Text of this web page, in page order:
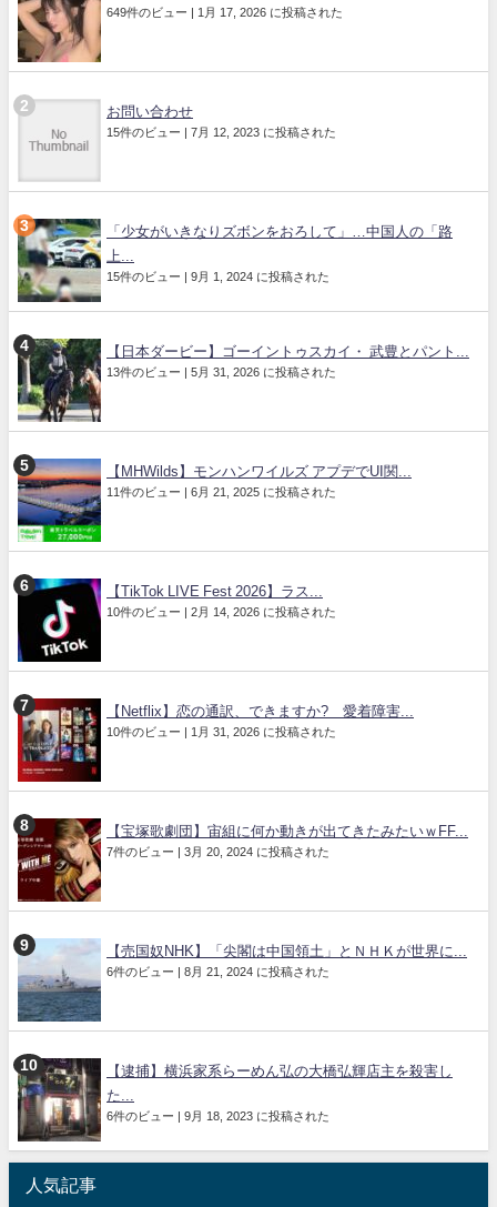
649件のビュー | 1月 17, 2026 に投稿された
お問い合わせ
15件のビュー | 7月 12, 2023 に投稿された
「少女がいきなりズボンをおろして」…中国人の「路
上...
15件のビュー | 9月 1, 2024 に投稿された
【日本ダービー】ゴーイントゥスカイ・ 武豊とパント...
13件のビュー | 5月 31, 2026 に投稿された
【MHWilds】モンハンワイルズ アプデでUI関...
11件のビュー | 6月 21, 2025 に投稿された
【TikTok LIVE Fest 2026】ラス...
10件のビュー | 2月 14, 2026 に投稿された
【Netflix】恋の通訳、できますか? 愛着障害...
10件のビュー | 1月 31, 2026 に投稿された
【宝塚歌劇団】宙組に何か動きが出てきたみたいｗFF...
7件のビュー | 3月 20, 2024 に投稿された
【売国奴NHK】「尖閣は中国領土」とＮＨＫが世界に...
6件のビュー | 8月 21, 2024 に投稿された
【逮捕】横浜家系らーめん弘の大橋弘輝店主を殺害し
た...
6件のビュー | 9月 18, 2023 に投稿された
人気記事